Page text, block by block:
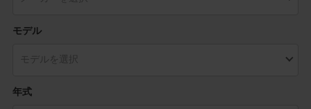
モデル
年式